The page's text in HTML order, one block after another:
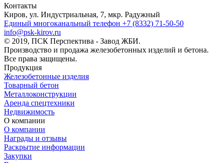
Контакты
Киров, ул. Индустриальная, 7, мкр. Радужный
Единый многоканальный телефон +7 (8332) 71-50-50
info@psk-kirov.ru
© 2019, ПСК Перспектива - Завод ЖБИ.
Производство и продажа железобетонных изделий и бетона.
Все права защищены.
Продукция
Железобетонные изделия
Товарный бетон
Металлоконструкции
Аренда спецтехники
Недвижимость
О компании
О компании
Награды и отзывы
Раскрытие информации
Закупки